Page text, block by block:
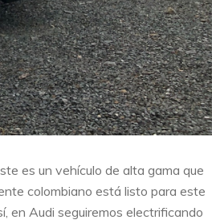
es un vehículo de alta gama que
colombiano está listo para este
en Audi seguiremos electrificando